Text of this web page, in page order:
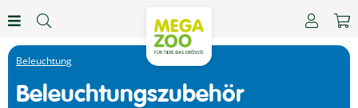
Beleuchtung
Beleuchtungszubehör